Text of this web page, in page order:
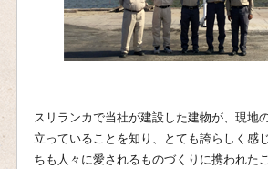
スリランカで当社が建設した建物が、現地
立っていることを知り、とても誇らしく感
ちも人々に愛されるものづくりに携われた